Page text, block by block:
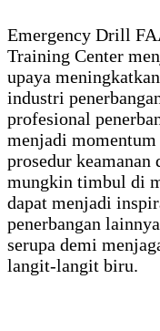
Emergency Drill
Training Center
upaya
industri
profesional
menjadi momentum
prosedur keamanan
mungkin timbul di
dapat menjadi
penerbangan
serupa demi
langit-langit biru.